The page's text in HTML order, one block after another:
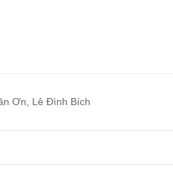
Ơn, Lê Đình Bích